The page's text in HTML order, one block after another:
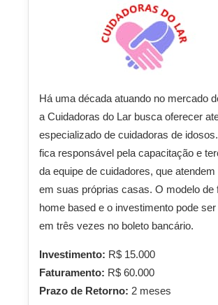
Há uma década atuando no mercado
a Cuidadoras do Lar busca oferecer
especializado de cuidadoras de
fica responsável pela capacitação e
da equipe de cuidadores, que
em suas próprias casas. O modelo de
home based e o investimento pode
em três vezes no boleto bancário.
Investimento: R$ 15.000
Faturamento: R$ 60.000
Prazo de Retorno: 2 meses